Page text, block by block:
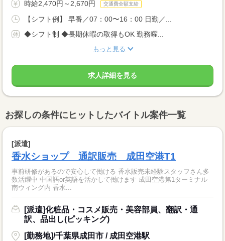
時給2,470円～2,670円 交通費全額支給
【シフト例】 早番／07：00〜16：00 日勤／...
◆シフト制 ◆長期休暇の取得もOK 勤務曜...
もっと見る
求人詳細を見る
お探しの条件にヒットしたバイトル案件一覧
[派遣]
香水ショップ 通訳販売 成田空港T1
事前研修があるので安心して働ける 香水販売未経験スタッフさん多
数活躍中 中国語or英語を活かして働けます 成田空港第1ターミナル
南ウィング内 香水...
[派遣]化粧品・コスメ販売・美容部員、翻訳・通
訳、品出し(ピッキング)
[勤務地]/千葉県成田市 / 成田空港駅